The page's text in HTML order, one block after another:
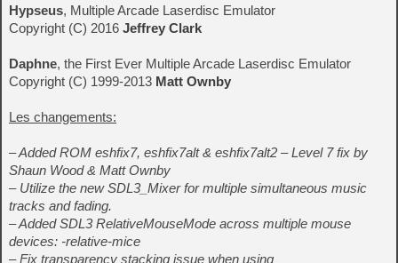
Hypseus, Multiple Arcade Laserdisc Emulator
Copyright (C) 2016 Jeffrey Clark
Daphne, the First Ever Multiple Arcade Laserdisc Emulator
Copyright (C) 1999-2013 Matt Ownby
Les changements:
– Added ROM eshfix7, eshfix7alt & eshfix7alt2 – Level 7 fix by
Shaun Wood & Matt Ownby
– Utilize the new SDL3_Mixer for multiple simultaneous music
tracks and fading.
– Added SDL3 RelativeMouseMode across multiple mouse
devices: -relative-mice
– Fix transparency stacking issue when using